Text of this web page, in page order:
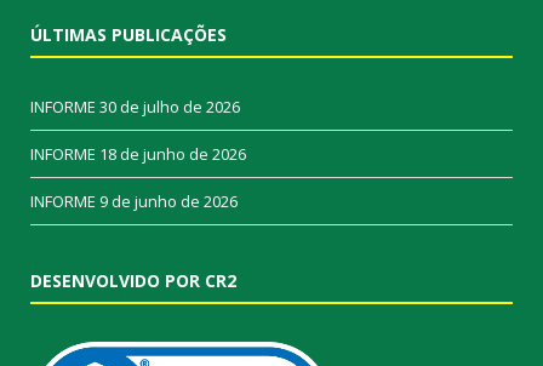
ÚLTIMAS PUBLICAÇÕES
INFORME 30 de julho de 2026
INFORME 18 de junho de 2026
INFORME 9 de junho de 2026
DESENVOLVIDO POR CR2